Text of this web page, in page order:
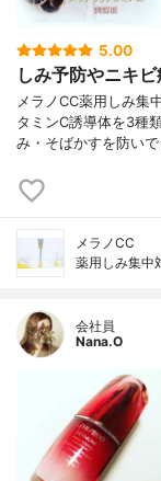
5.00
しみ予防やニキビ
メラノCC薬用しみ集
タミンC誘導体を3種
み・そばかすを防い
メラノCC
薬用しみ集中
会社員
Nana.O